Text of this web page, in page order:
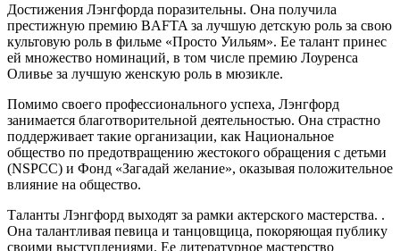
Достижения Лэнгфорда поразительны. Она получила
престижную премию BAFTA за лучшую детскую роль за свою
культовую роль в фильме «Просто Уильям». Ее талант принес
ей множество номинаций, в том числе премию Лоуренса
Оливье за ​​лучшую женскую роль в мюзикле.
Помимо своего профессионального успеха, Лэнгфорд
занимается благотворительной деятельностью. Она страстно
поддерживает такие организации, как Национальное
общество по предотвращению жестокого обращения с детьми
(NSPCC) и Фонд «Загадай желание», оказывая положительное
влияние на общество.
Таланты Лэнгфорд выходят за рамки актерского мастерства. .
Она талантливая певица и танцовщица, покоряющая публику
своими выступлениями. Ее литературное мастерство